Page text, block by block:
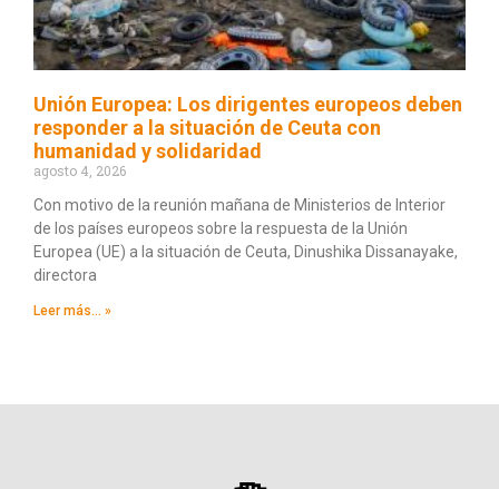
Unión Europea: Los dirigentes europeos deben
responder a la situación de Ceuta con
humanidad y solidaridad
agosto 4, 2026
Con motivo de la reunión mañana de Ministerios de Interior
de los países europeos sobre la respuesta de la Unión
Europea (UE) a la situación de Ceuta, Dinushika Dissanayake,
directora
Leer más... »